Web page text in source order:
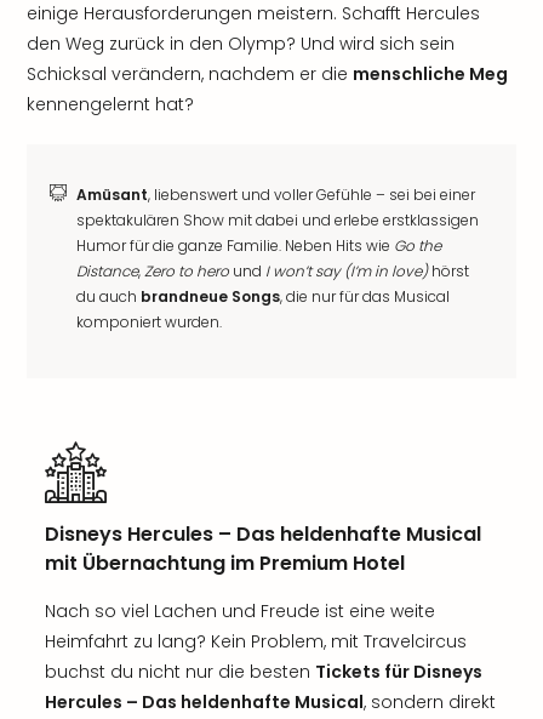
einige Herausforderungen meistern. Schafft Hercules
den Weg zurück in den Olymp? Und wird sich sein
Schicksal verändern, nachdem er die menschliche Meg
kennengelernt hat?
Amüsant, liebenswert und voller Gefühle – sei bei einer
spektakulären Show mit dabei und erlebe erstklassigen
Humor für die ganze Familie. Neben Hits wie Go the
Distance,Zero to hero und I won’t say (I’m in love)hörst
du auch brandneue Songs, die nur für das Musical
komponiert wurden.
Disneys Hercules – Das heldenhafte Musical
mit Übernachtung im Premium Hotel
Nach so viel Lachen und Freude ist eine weite
Heimfahrt zu lang? Kein Problem, mit Travelcircus
buchst du nicht nur die besten Tickets für Disneys
Hercules – Das heldenhafte Musical, sondern direkt